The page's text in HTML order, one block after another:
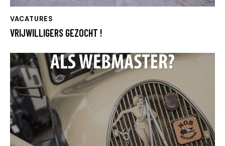
VACATURES
VRIJWILLIGERS GEZOCHT !